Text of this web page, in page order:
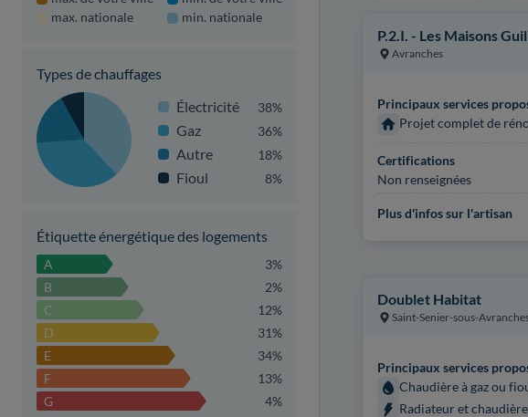
max. nationale
min. nationale
Types de chauffages
Électricité
38%
Gaz 36%
Autre 18%
Fioul 8%
Étiquette énergétique des logements
A
3%
B
2%
C
12%
D
31%
E
34%
F
13%
G
4%
P.2.I. - Les Maisons
Avranches
Principaux services
Projet complet de
Certifications
Non renseignées
Plus d'infos sur l'artisan
Doublet Habitat
Saint-Senier-sous-
Principaux services
Chaudière à gaz ou
Radiateur et